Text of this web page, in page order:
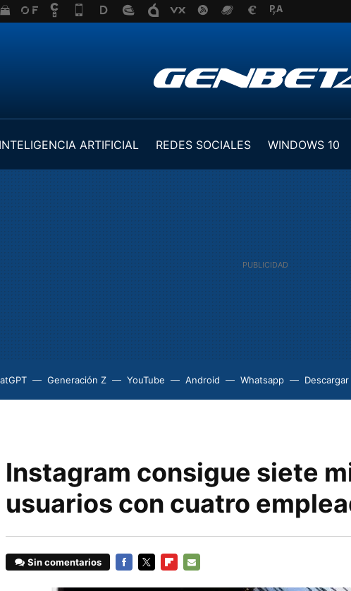
INTELIGENCIA ARTIFICIAL REDES SOCIALES WINDOWS 10
Generación Z YouTube Android Whatsapp
Instagram consigue siete
usuarios con cuatro
Sin comentarios